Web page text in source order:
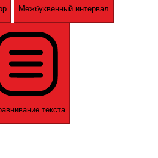
Межбуквенный интервал
текста